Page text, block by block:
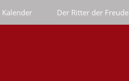
Kalender Der Ritter der Freude